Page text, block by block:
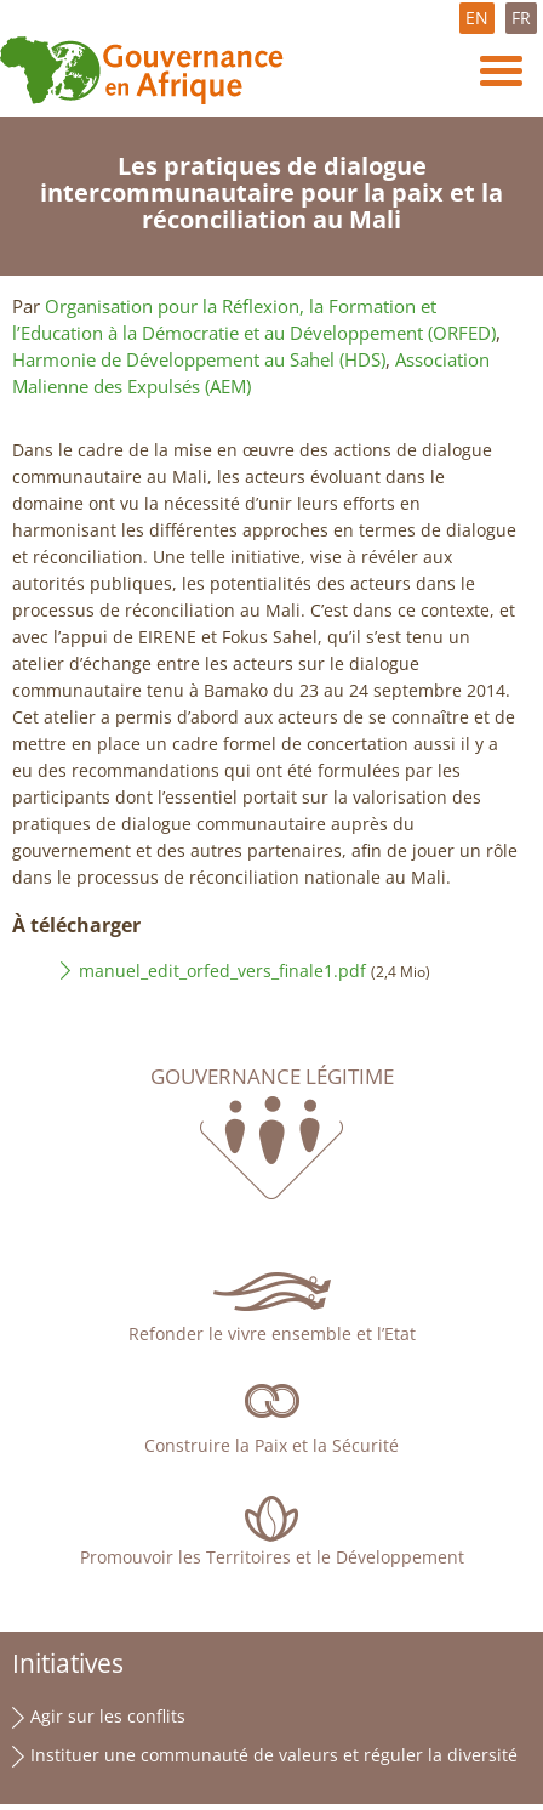
EN FR
Les pratiques de dialogue
intercommunautaire pour la paix et la
réconciliation au Mali
Par Organisation pour la Réflexion, la Formation et
l’Education à la Démocratie et au Développement (ORFED),
Harmonie de Développement au Sahel (HDS), Association
Malienne des Expulsés (AEM)
Dans le cadre de la mise en œuvre des actions de dialogue
communautaire au Mali, les acteurs évoluant dans le
domaine ont vu la nécessité d’unir leurs efforts en
harmonisant les différentes approches en termes de dialogue
et réconciliation. Une telle initiative, vise à révéler aux
autorités publiques, les potentialités des acteurs dans le
processus de réconciliation au Mali. C’est dans ce contexte, et
avec l’appui de EIRENE et Fokus Sahel, qu’il s’est tenu un
atelier d’échange entre les acteurs sur le dialogue
communautaire tenu à Bamako du 23 au 24 septembre 2014.
Cet atelier a permis d’abord aux acteurs de se connaître et de
mettre en place un cadre formel de concertation aussi il y a
eu des recommandations qui ont été formulées par les
participants dont l’essentiel portait sur la valorisation des
pratiques de dialogue communautaire auprès du
gouvernement et des autres partenaires, afin de jouer un rôle
dans le processus de réconciliation nationale au Mali.
À télécharger
manuel_edit_orfed_vers_finale1.pdf (2,4 Mio)
GOUVERNANCE LÉGITIME
Refonder le vivre ensemble et l’Etat
Construire la Paix et la Sécurité
Promouvoir les Territoires et le Développement
Initiatives
Agir sur les conflits
Instituer une communauté de valeurs et réguler la diversité